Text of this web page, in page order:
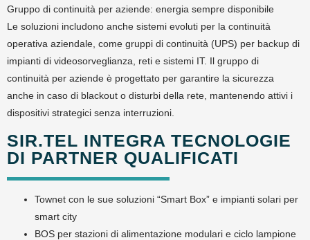
Gruppo di continuità per aziende: energia sempre disponibile
Le soluzioni includono anche sistemi evoluti per la continuità
operativa aziendale, come gruppi di continuità (UPS) per backup di
impianti di videosorveglianza, reti e sistemi IT. Il gruppo di
continuità per aziende è progettato per garantire la sicurezza
anche in caso di blackout o disturbi della rete, mantenendo attivi i
dispositivi strategici senza interruzioni.
SIR.TEL INTEGRA TECNOLOGIE
DI PARTNER QUALIFICATI
Townet con le sue soluzioni “Smart Box” e impianti solari per
smart city
BOS per stazioni di alimentazione modulari e ciclo lampione